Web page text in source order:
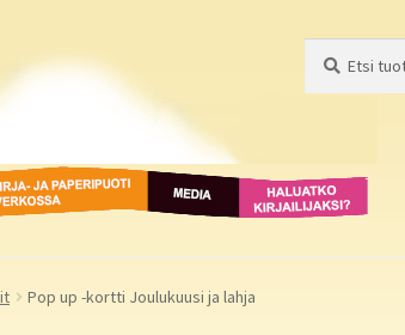
ja
verkossa
Media
Haluatko
kirjailijaksi?
Pop up -kortti Joulukuusi ja lahja